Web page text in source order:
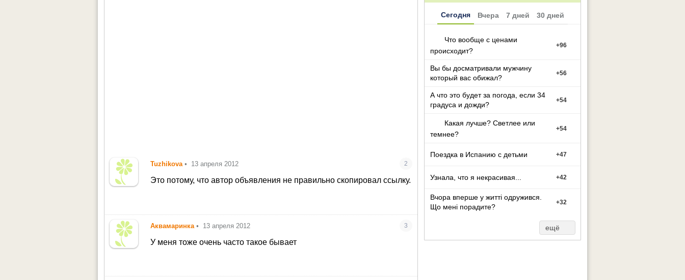
Tuzhikova • 13 апреля 2012 2
Это потому, что автор объявления не правильно скопировал ссылку.
Аквамаринка • 13 апреля 2012 3
У меня тоже очень часто такое бывает
Сегодня Вчера 7 дней 30 дней
Что вообще с ценами
происходит?
+96
Вы бы досматривали мужчину
который вас обижал?
+56
А что это будет за погода, если 34
градуса и дожди?
+54
Какая лучше? Светлее или
темнее?
+54
Поездка в Испанию с детьми +47
Узнала, что я некрасивая... +42
Вчора вперше у житті одружився.
Що мені порадите?
+32
ещё